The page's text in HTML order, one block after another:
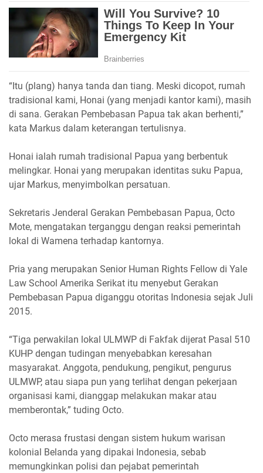
“Itu (plang) hanya tanda dan tiang. Meski dicopot, rumah
tradisional kami, Honai (yang menjadi kantor kami), masih
di sana. Gerakan Pembebasan Papua tak akan berhenti,”
kata Markus dalam keterangan tertulisnya.
Honai ialah rumah tradisional Papua yang berbentuk
melingkar. Honai yang merupakan identitas suku Papua,
ujar Markus, menyimbolkan persatuan.
Sekretaris Jenderal Gerakan Pembebasan Papua, Octo
Mote, mengatakan terganggu dengan reaksi pemerintah
lokal di Wamena terhadap kantornya.
Pria yang merupakan Senior Human Rights Fellow di Yale
Law School Amerika Serikat itu menyebut Gerakan
Pembebasan Papua diganggu otoritas Indonesia sejak Juli
2015.
“Tiga perwakilan lokal ULMWP di Fakfak dijerat Pasal 510
KUHP dengan tudingan menyebabkan keresahan
masyarakat. Anggota, pendukung, pengikut, pengurus
ULMWP, atau siapa pun yang terlihat dengan pekerjaan
organisasi kami, dianggap melakukan makar atau
memberontak,” tuding Octo.
Octo merasa frustasi dengan sistem hukum warisan
kolonial Belanda yang dipakai Indonesia, sebab
memungkinkan polisi dan pejabat pemerintah